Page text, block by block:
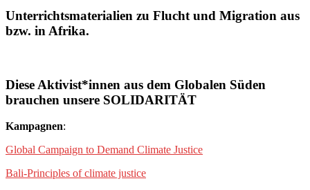
Unterrichtsmaterialien zu Flucht und Migration aus
bzw. in Afrika.
Diese Aktivist*innen aus dem Globalen Süden
brauchen unsere SOLIDARITÄT
Kampagnen:
Global Campaign to Demand Climate Justice
Bali-Principles of climate justice